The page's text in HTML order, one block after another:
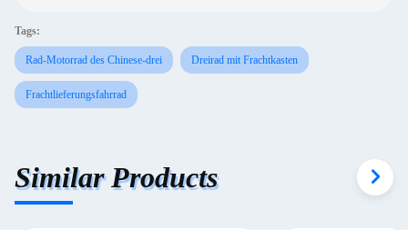
Tags:
Rad-Motorrad des Chinese-drei Dreirad mit Frachtkasten
Frachtlieferungsfahrrad
Similar Products